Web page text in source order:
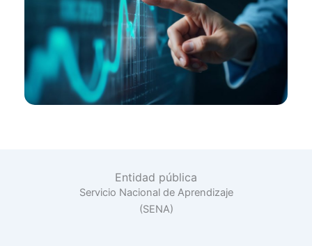
Entidad pública
Servicio Nacional de Aprendizaje
(SENA)